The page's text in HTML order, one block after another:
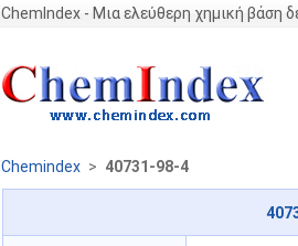
ChemIndex - Μια ελεύθερη χημική βάση
Chemindex > 40731-98-4